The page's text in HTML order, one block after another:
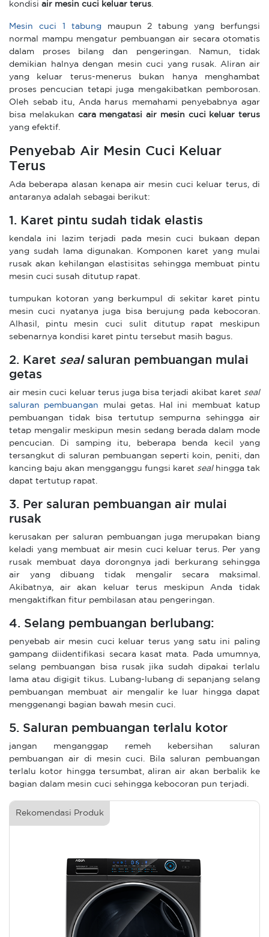
kondisi air mesin cuci keluar terus
Mesin cuci 1 tabung maupun 2 tabung yang berfungsi
normal mampu mengatur pembuangan air secara otomatis
dalam proses bilang dan pengeringan. Namun, tidak
demikian halnya dengan mesin cuci yang rusak. Aliran air
yang keluar terus-menerus bukan hanya menghambat
proses pencucian tetapi juga mengakibatkan pemborosan.
Oleh sebab itu, Anda harus memahami penyebabnya agar
bisa melakukan cara mengatasi air mesin cuci keluar terus
yang efektif.
Penyebab Air Mesin Cuci Keluar
Terus
Ada beberapa alasan kenapa air mesin cuci keluar terus, di
antaranya adalah sebagai berikut:
1. Karet pintu sudah tidak elastis
kendala ini lazim terjadi pada mesin cuci bukaan depan
yang sudah lama digunakan. Komponen karet yang mulai
rusak akan kehilangan elastisitas sehingga membuat pintu
mesin cuci susah ditutup rapat.
tumpukan kotoran yang berkumpul di sekitar karet pintu
mesin cuci nyatanya juga bisa berujung pada kebocoran.
Alhasil, pintu mesin cuci sulit ditutup rapat meskipun
sebenarnya kondisi karet pintu tersebut masih bagus.
2. Karet seal saluran pembuangan mulai
getas
air mesin cuci keluar terus juga bisa terjadi akibat karet seal
saluran pembuangan
mulai getas. Hal ini membuat katup
pembuangan tidak bisa tertutup sempurna sehingga air
tetap mengalir meskipun mesin sedang berada dalam mode
pencucian. Di samping itu, beberapa benda kecil yang
tersangkut di saluran pembuangan seperti koin, peniti, dan
kancing baju akan mengganggu fungsi karet seal hingga tak
dapat tertutup rapat.
3. Per saluran pembuangan air mulai
rusak
kerusakan per saluran pembuangan juga merupakan biang
keladi yang membuat air mesin cuci keluar terus. Per yang
rusak membuat daya dorongnya jadi berkurang sehingga
air yang dibuang tidak mengalir secara maksimal.
Akibatnya, air akan keluar terus meskipun Anda tidak
mengaktifkan fitur pembilasan atau pengeringan.
4. Selang pembuangan berlubang:
penyebab air mesin cuci keluar terus yang satu ini paling
gampang diidentifikasi secara kasat mata. Pada umumnya,
selang pembuangan bisa rusak jika sudah dipakai terlalu
lama atau digigit tikus. Lubang-lubang di sepanjang selang
pembuangan membuat air mengalir ke luar hingga dapat
menggenangi bagian bawah mesin cuci.
5. Saluran pembuangan terlalu kotor
jangan menganggap remeh kebersihan saluran
pembuangan air di mesin cuci. Bila saluran pembuangan
terlalu kotor hingga tersumbat, aliran air akan berbalik ke
bagian dalam mesin cuci sehingga kebocoran pun terjadi.
Rekomendasi Produk